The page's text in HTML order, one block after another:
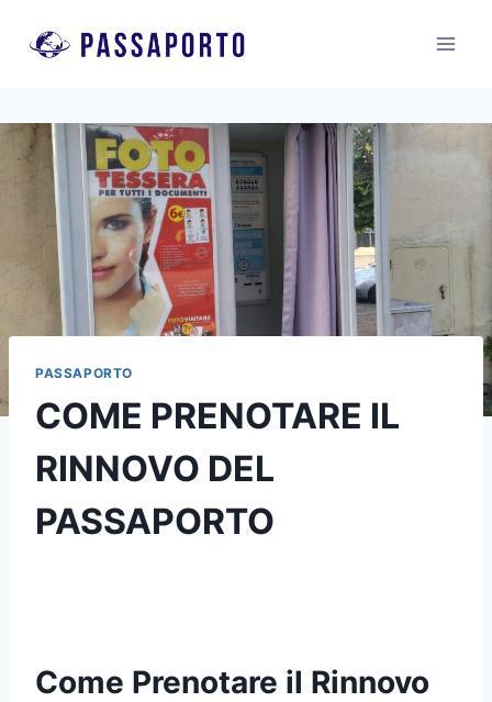
PASSAPORTO
COME PRENOTARE IL
RINNOVO DEL
PASSAPORTO
Come Prenotare il Rinnovo